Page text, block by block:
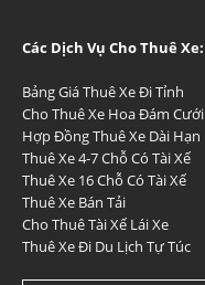
Các Dịch Vụ Cho Thuê Xe:
Bảng Giá Thuê Xe Đi Tỉnh
Cho Thuê Xe Hoa Đám Cưới
Hợp Đồng Thuê Xe Dài Hạn
Thuê Xe 4-7 Chỗ Có Tài Xế
Thuê Xe 16 Chỗ Có Tài Xế
Thuê Xe Bán Tải
Cho Thuê Tài Xế Lái Xe
Thuê Xe Đi Du Lịch Tự Túc